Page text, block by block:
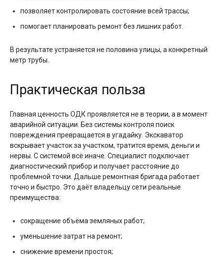
позволяет контролировать состояние всей трассы;
помогает планировать ремонт без лишних работ.
В результате устраняется не половина улицы, а конкретный
метр трубы.
Практическая польза
Главная ценность ОДК проявляется не в теории, а в момент
аварийной ситуации. Без системы контроля поиск
повреждения превращается в угадайку. Экскаватор
вскрывает участок за участком, тратится время, деньги и
нервы. С системой всё иначе. Специалист подключает
диагностический прибор и получает расстояние до
проблемной точки. Дальше ремонтная бригада работает
точно и быстро. Это даёт владельцу сети реальные
преимущества:
сокращение объёма земляных работ;
уменьшение затрат на ремонт;
снижение времени простоя;